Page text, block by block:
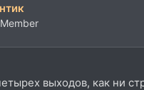
выходов, как ни